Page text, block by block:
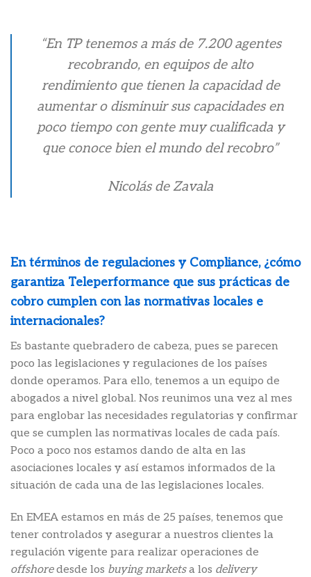
“En TP tenemos a más de 7.200 agentes
recobrando, en equipos de alto
rendimiento que tienen la capacidad de
aumentar o disminuir sus capacidades en
poco tiempo con gente muy cualificada y
que conoce bien el mundo del recobro”
Nicolás de Zavala
En términos de regulaciones y Compliance, ¿cómo
garantiza Teleperformance que sus prácticas de
cobro cumplen con las normativas locales e
internacionales?
Es bastante quebradero de cabeza, pues se parecen
poco las legislaciones y regulaciones de los países
donde operamos. Para ello, tenemos a un equipo de
abogados a nivel global. Nos reunimos una vez al mes
para englobar las necesidades regulatorias y confirmar
que se cumplen las normativas locales de cada país.
Poco a poco nos estamos dando de alta en las
asociaciones locales y así estamos informados de la
situación de cada una de las legislaciones locales.
En EMEA estamos en más de 25 países, tenemos que
tener controlados y asegurar a nuestros clientes la
regulación vigente para realizar operaciones de
offshoredesde los buying marketsa los delivery